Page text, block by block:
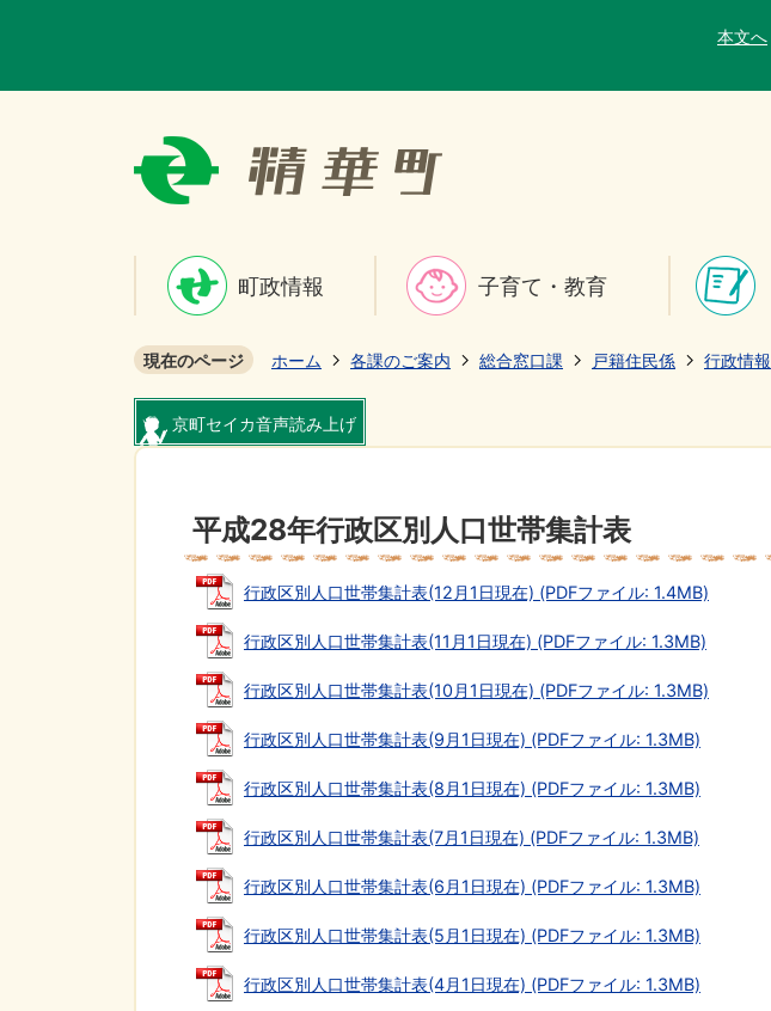
本文へ
町政情報 子育て・教育
現在のページ ホーム 各課のご案内 総合窓口課 戸籍住民係 行政情報
京町セイカ音声読み上げ
平成28年行政区別人口世帯集計表
行政区別人口世帯集計表(12月1日現在) (PDFファイル: 1.4MB)
行政区別人口世帯集計表(11月1日現在) (PDFファイル: 1.3MB)
行政区別人口世帯集計表(10月1日現在) (PDFファイル: 1.3MB)
行政区別人口世帯集計表(9月1日現在) (PDFファイル: 1.3MB)
行政区別人口世帯集計表(8月1日現在) (PDFファイル: 1.3MB)
行政区別人口世帯集計表(7月1日現在) (PDFファイル: 1.3MB)
行政区別人口世帯集計表(6月1日現在) (PDFファイル: 1.3MB)
行政区別人口世帯集計表(5月1日現在) (PDFファイル: 1.3MB)
行政区別人口世帯集計表(4月1日現在) (PDFファイル: 1.3MB)